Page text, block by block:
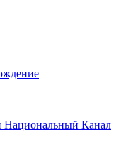
Национальный Канал